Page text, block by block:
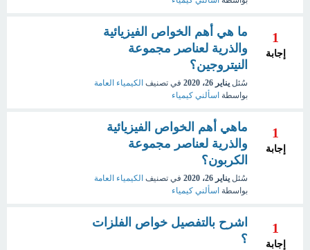
1
إجابة
ما هي أهم الخواص الفيزيائية
والذرية لعناصر مجموعة
النيتروجين؟
سُئل يناير 26، 2020 في تصنيف الكيمياء العامة
بواسطة اسألني كيمياء
1
إجابة
ماهي أهم الخواص الفيزيائية
والذرية لعناصر مجموعة
الكربون؟
سُئل يناير 26، 2020 في تصنيف الكيمياء العامة
بواسطة اسألني كيمياء
1
إجابة
اشرح بالتفصيل خواص الفلزات
؟